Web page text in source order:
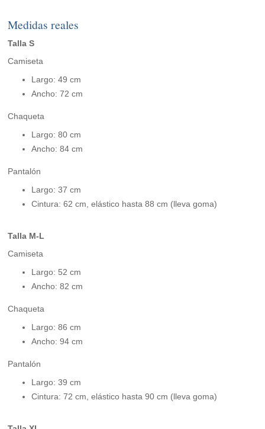
Medidas reales
Talla S
Camiseta
Largo: 49 cm
Ancho: 72 cm
Chaqueta
Largo: 80 cm
Ancho: 84 cm
Pantalón
Largo: 37 cm
Cintura: 62 cm, elástico hasta 88 cm (lleva goma)
Talla M-L
Camiseta
Largo: 52 cm
Ancho: 82 cm
Chaqueta
Largo: 86 cm
Ancho: 94 cm
Pantalón
Largo: 39 cm
Cintura: 72 cm, elástico hasta 90 cm (lleva goma)